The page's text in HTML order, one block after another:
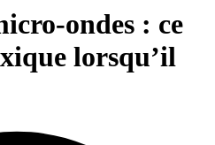
ondes : ce
lorsqu’il